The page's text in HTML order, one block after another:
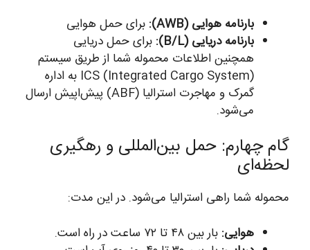
بارنامه هوایی (AWB):
برای حمل هوایی
بارنامه دریایی (B/L):
برای حمل دریایی
همچنین اطلاعات محموله شما از طریق سیستم
ICS (Integrated Cargo System) به اداره
گمرک و مهاجرت استرالیا (ABF) پیش‌اپیش ارسال
می‌شود.
گام چهارم: حمل بین‌المللی و رهگیری
لحظه‌ای
محموله شما راهی استرالیا می‌شود. در این مدت:
هوایی: بار بین ۴۸ تا ۷۲ ساعت در راه است.